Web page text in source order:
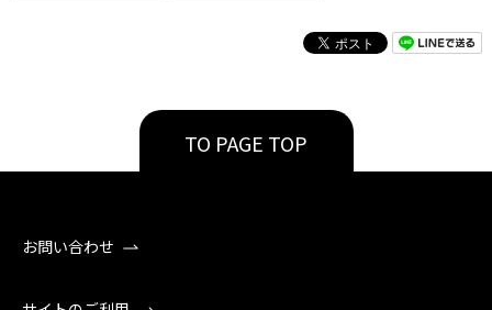
TO PAGE TOP
お問い合わせ